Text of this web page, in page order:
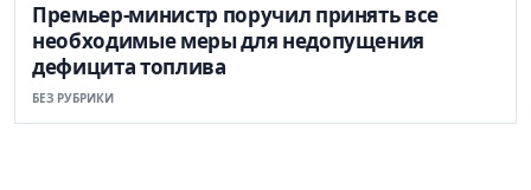
Премьер-министр поручил принять все
необходимые меры для недопущения
дефицита топлива
БЕЗ РУБРИКИ